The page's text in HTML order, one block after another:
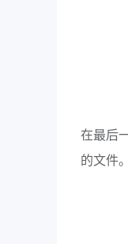
在最后
的文件。